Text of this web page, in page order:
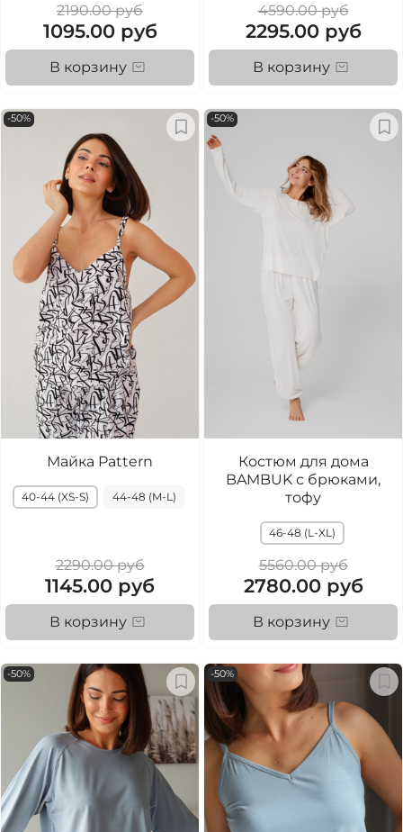
2190.00 руб
1095.00 руб
В корзину
4590.00 руб
2295.00 руб
В корзину
-50%
Майка Pattern
40-44 (XS-S) 44-48 (M-L)
2290.00 руб
1145.00 руб
В корзину
-50%
Костюм для дома
BAMBUK с брюками,
тофу
46-48 (L-XL)
5560.00 руб
2780.00 руб
В корзину
-50% -50%